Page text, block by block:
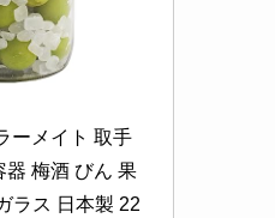
ーメイト 取手
器 梅酒 びん 果
ラス 日本製 22